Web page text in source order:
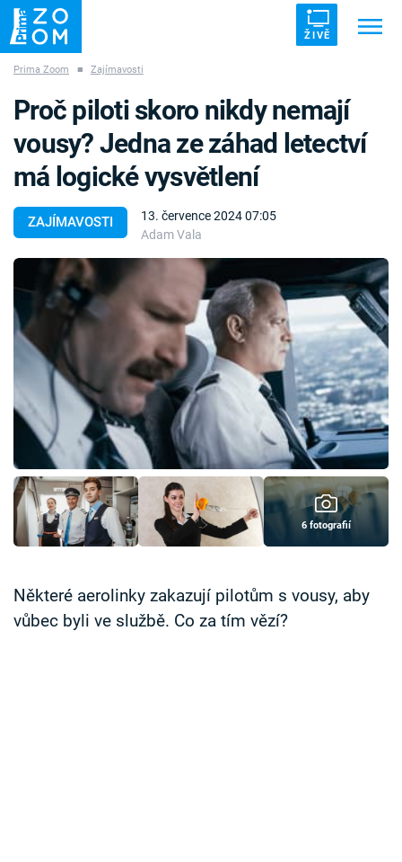
ŽIVĚ
ZÁHADY VETŘELCI DÁVNOVĚKU
Témata
Témata
Pořady
TV Program
Časopis
Sledujte prima+
Přihlášení
Sledujte nás
Prima Zoom ■ Zajímavosti
ZAJÍMAVOSTI
13. července 2024 07:05
Adam Vala
Proč piloti skoro nikdy nemají
vousy? Jedna ze záhad letectví
má logické vysvětlení
6 fotografií
Některé aerolinky zakazují pilotům s vousy, aby
vůbec byli ve službě. Co za tím vězí?